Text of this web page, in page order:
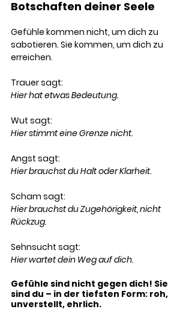
Botschaften deiner Seele
Gefühle kommen nicht, um dich zu
sabotieren. Sie kommen, um dich zu
erreichen.
Trauer sagt:
Hier hat etwas Bedeutung.
Wut sagt:
Hier stimmt eine Grenze nicht.
Angst sagt:
Hier brauchst du Halt oder Klarheit.
Scham sagt:
Hier brauchst du Zugehörigkeit, nicht
Rückzug.
Sehnsucht sagt:
Hier wartet dein Weg auf dich.
Gefühle sind nicht gegen dich! Sie
sind du – in der tiefsten Form: roh,
unverstellt, ehrlich.